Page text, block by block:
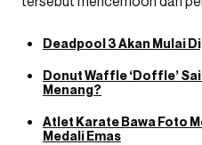
Deadpool 3 Akan Mulai
Donut Waffle ‘Doffle’
Menang?
Atlet Karate Bawa Foto
Medali Emas